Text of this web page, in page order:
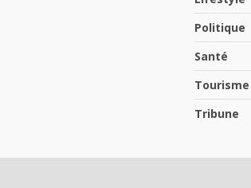
Politique
Santé
Tourisme
Tribune